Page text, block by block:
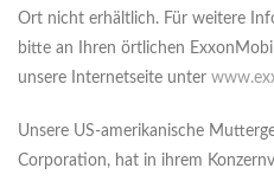
Ort nicht erhältlich. Für weitere
bitte an Ihren örtlichen
unsere Internetseite unter
Unsere US-amerikanische
Corporation, hat in ihrem